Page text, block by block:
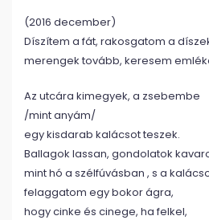
(2016 december)
Díszítem a fát, rakosgatom a
merengek tovább, keresem
Az utcára kimegyek, a zsebembe
/mint anyám/
egy kisdarab kalácsot teszek.
Ballagok lassan, gondolatok
mint hó a szélfúvásban , s a
felaggatom egy bokor ágra,
hogy cinke és cinege, ha felkel,